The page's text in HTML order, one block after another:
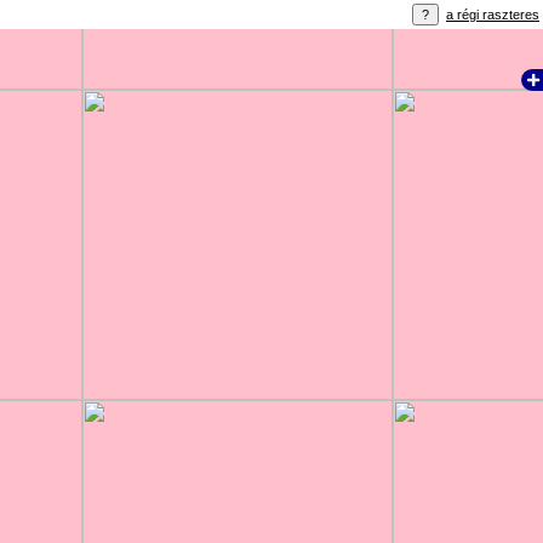
a régi raszteres